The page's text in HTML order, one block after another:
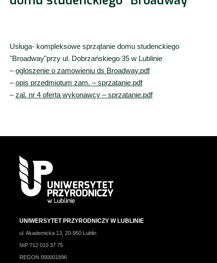
Usługa- kompleksowe sprzątanie domu studenckiego
"Broadway"przy ul. Dobrzańskiego 35 w Lublinie
–ogloszenie o zamowieniu ds Broadway.pdf
–opis przedmiotum zam. – sprzatanie.pdf
–zal. nr 4 oferta wykonawcy – sprzatanie.pdf
UNIWERSYTET PRZYRODNICZY W LUBLINIE
ul. Akademicka 13, 20-950 Lublin
NIP 712 010 37 75
REGON 000001896